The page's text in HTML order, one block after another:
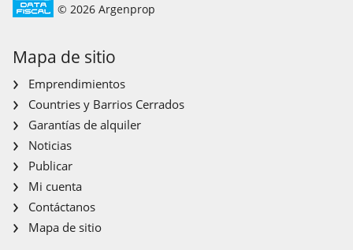
© 2026 Argenprop
Mapa de sitio
Emprendimientos
Countries y Barrios Cerrados
Garantías de alquiler
Noticias
Publicar
Mi cuenta
Contáctanos
Mapa de sitio